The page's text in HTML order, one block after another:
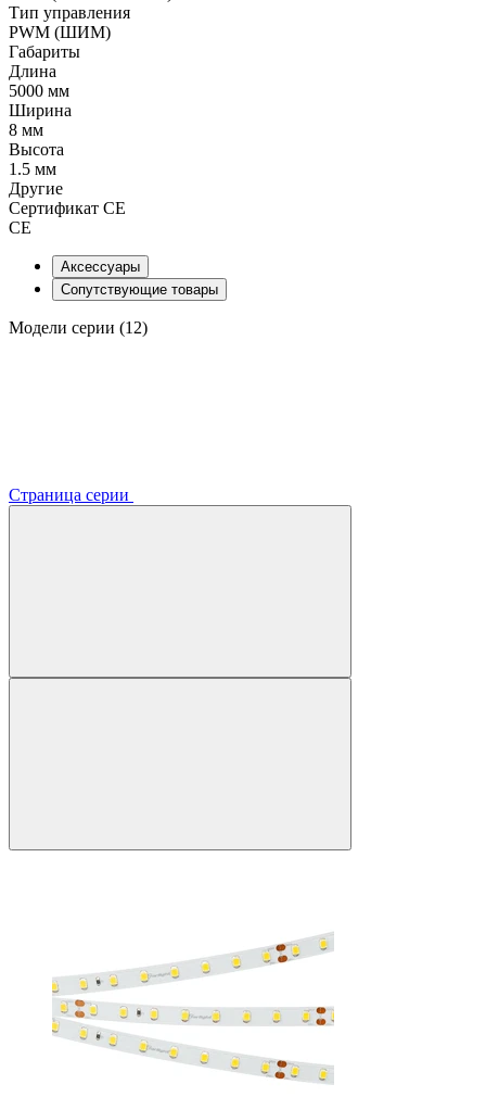
Тип управления
PWM (ШИМ)
Габариты
Длина
5000 мм
Ширина
8 мм
Высота
1.5 мм
Другие
Сертификат CE
CE
Аксессуары
Сопутствующие товары
Модели серии (12)
Страница серии